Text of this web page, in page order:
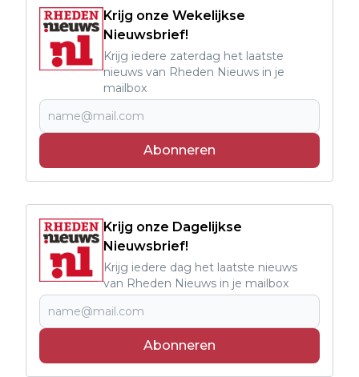
Krijg onze Wekelijkse
Nieuwsbrief!
Krijg iedere zaterdag het laatste
nieuws van Rheden Nieuws in je
mailbox
Abonneren
Krijg onze Dagelijkse
Nieuwsbrief!
Krijg iedere dag het laatste nieuws
van Rheden Nieuws in je mailbox
Abonneren